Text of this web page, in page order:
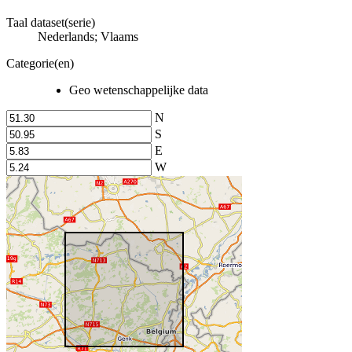
Taal dataset(serie)
Nederlands; Vlaams
Categorie(en)
Geo wetenschappelijke data
N
S
E
W